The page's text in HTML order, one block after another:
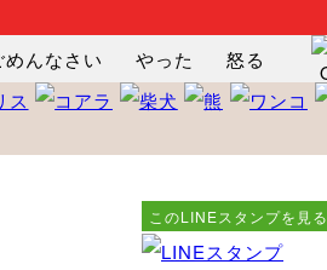
めんなさい やった
怒る
るんるん ファイト
焦る
このLINEスタンプを見る